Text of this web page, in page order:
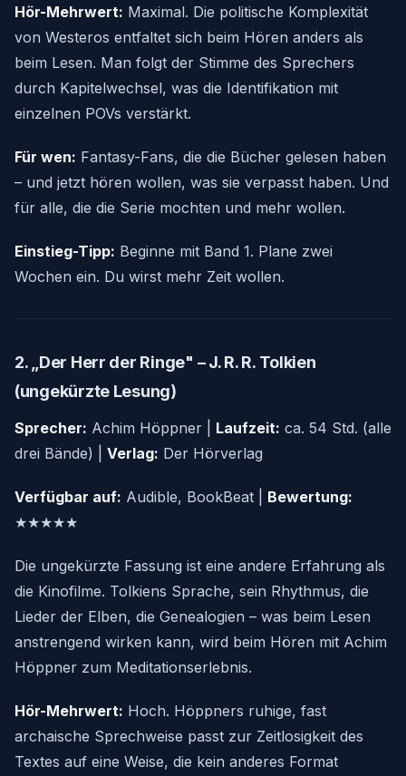
Hör-Mehrwert: Maximal. Die politische Komplexität
von Westeros entfaltet sich beim Hören anders als
beim Lesen. Man folgt der Stimme des Sprechers
durch Kapitelwechsel, was die Identifikation mit
einzelnen POVs verstärkt.
Für wen: Fantasy-Fans, die die Bücher gelesen haben
– und jetzt hören wollen, was sie verpasst haben. Und
für alle, die die Serie mochten und mehr wollen.
Einstieg-Tipp: Beginne mit Band 1. Plane zwei
Wochen ein. Du wirst mehr Zeit wollen.
2. „Der Herr der Ringe" – J. R. R. Tolkien
(ungekürzte Lesung)
Sprecher: Achim Höppner | Laufzeit: ca. 54 Std. (alle
drei Bände) | Verlag: Der Hörverlag
Verfügbar auf: Audible, BookBeat | Bewertung:
★★★★★
Die ungekürzte Fassung ist eine andere Erfahrung als
die Kinofilme. Tolkiens Sprache, sein Rhythmus, die
Lieder der Elben, die Genealogien – was beim Lesen
anstrengend wirken kann, wird beim Hören mit Achim
Höppner zum Meditationserlebnis.
Hör-Mehrwert: Hoch. Höppners ruhige, fast
archaische Sprechweise passt zur Zeitlosigkeit des
Textes auf eine Weise, die kein anderes Format